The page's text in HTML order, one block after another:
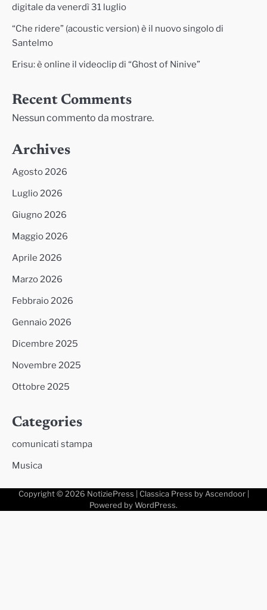
digitale da venerdì 31 luglio
“Che ridere” (acoustic version) è il nuovo singolo di
Santelmo
Erisu: è online il videoclip di “Ghost of Ninive”
Recent Comments
Nessun commento da mostrare.
Archives
Agosto 2026
Luglio 2026
Giugno 2026
Maggio 2026
Aprile 2026
Marzo 2026
Febbraio 2026
Gennaio 2026
Dicembre 2025
Novembre 2025
Ottobre 2025
Categories
comunicati stampa
Musica
Copyright © 2026 NotiziePress | Classica Press by Ascendoor|
Powered by WordPress.